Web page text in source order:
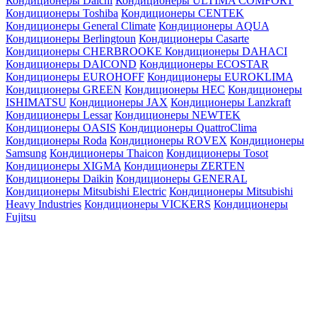
Кондиционеры Toshiba Кондиционеры CENTEK
Кондиционеры General Climate Кондиционеры AQUA
Кондиционеры Berlingtoun Кондиционеры Casarte
Кондиционеры CHERBROOKE Кондиционеры DAHACI
Кондиционеры DAICOND Кондиционеры ECOSTAR
Кондиционеры EUROHOFF Кондиционеры EUROKLIMA
Кондиционеры GREEN Кондиционеры HEC Кондиционеры
ISHIMATSU Кондиционеры JAX Кондиционеры Lanzkraft
Кондиционеры Lessar Кондиционеры NEWTEK
Кондиционеры OASIS Кондиционеры QuattroClima
Кондиционеры Roda Кондиционеры ROVEX Кондиционеры
Samsung Кондиционеры Thaicon Кондиционеры Tosot
Кондиционеры XIGMA Кондиционеры ZERTEN
Кондиционеры Daikin Кондиционеры GENERAL
Кондиционеры Mitsubishi Electric Кондиционеры Mitsubishi
Heavy Industries Кондиционеры VICKERS Кондиционеры
Fujitsu